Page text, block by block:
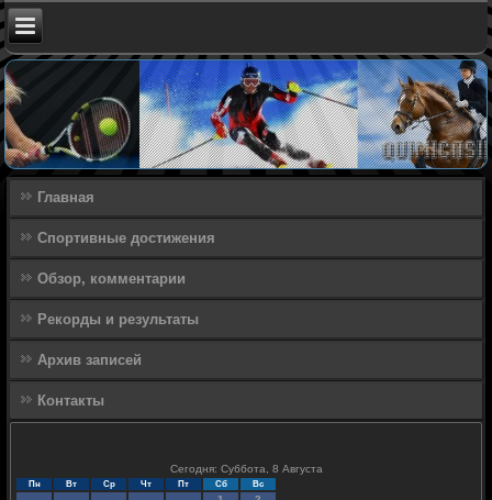
Главная
Спортивные достижения
Обзор, комментарии
Рекорды и результаты
Архив записей
Контакты
Сегодня: Суббота, 8 Августа
Пн Вт Ср Чт Пт Сб Вс